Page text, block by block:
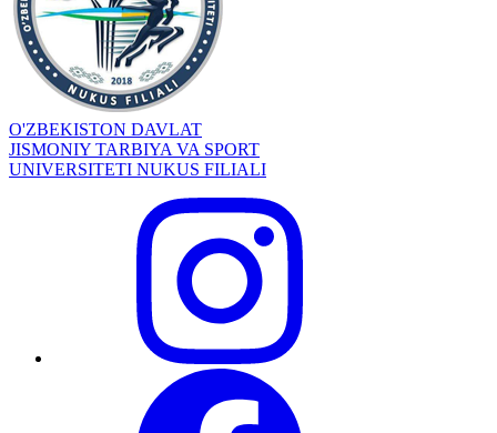
O'ZBEKISTON DAVLAT
JISMONIY TARBIYA VA SPORT
UNIVERSITETI NUKUS FILIALI